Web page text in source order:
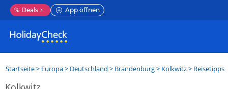
% Deals App öffnen
Startseite> Europa> Deutschland > Brandenburg> Kolkwitz> Reisetipps